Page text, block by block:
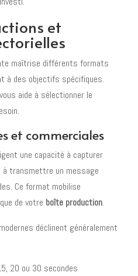
et
maîtrise différents formats
à des objectifs spécifiques.
aide à sélectionner le
et commerciales
une capacité à capturer
transmettre un message
Ce format mobilise
de votre boîte production.
déclinent généralement
20 ou 30 secondes